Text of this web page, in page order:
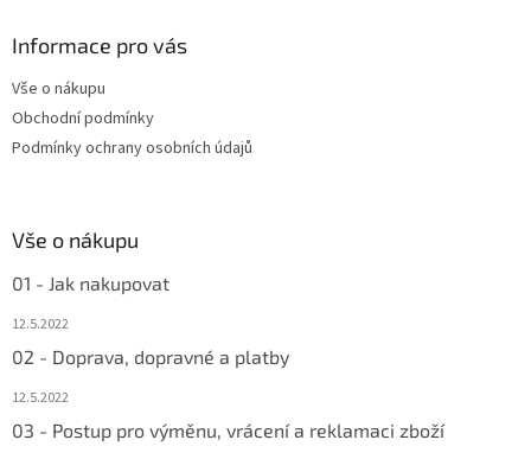
Informace pro vás
Vše o nákupu
Obchodní podmínky
Podmínky ochrany osobních údajů
Vše o nákupu
01 - Jak nakupovat
12.5.2022
02 - Doprava, dopravné a platby
12.5.2022
03 - Postup pro výměnu, vrácení a reklamaci zboží